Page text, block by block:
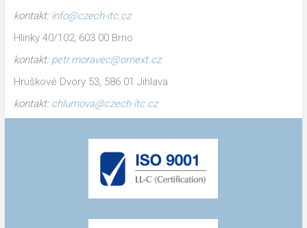
kontakt: info@czech-itc.cz
Hlinky 40/102, 603 00 Brno
kontakt: petr.moravec@ornext.cz
Hruškové Dvory 53, 586 01 Jihlava
kontakt: chlumova@czech-itc.cz